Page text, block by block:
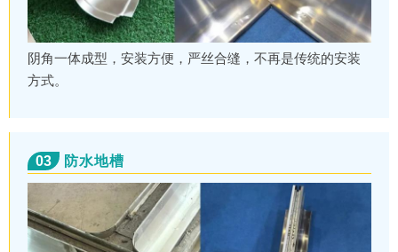
阴角一体成型，安装方便，严丝合缝，不再是传统的安装
方式。
03 防水地槽